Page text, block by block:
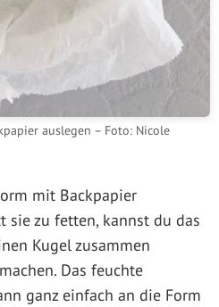
auslegen – Foto: Nicole
mit Backpapier
sie zu fetten, kannst du das
Kugel zusammen
Das feuchte
ganz einfach an die Form